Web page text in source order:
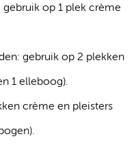
op 1 plek crème
gebruik op 2 plekken
1 elleboog).
crème en pleisters